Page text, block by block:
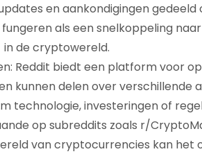
en aankondigingen
als een snelkoppeling
in de cryptowereld.
Reddit biedt een platform voor
kunnen delen over verschillende
technologie, investeringen of
op subreddits zoals r/
van cryptocurrencies kan het